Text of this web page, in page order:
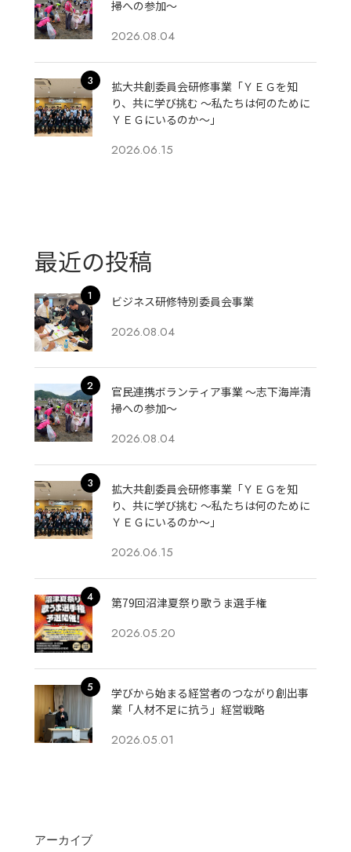
掃への参加～
2026.08.04
拡大共創委員会研修事業「ＹＥＧを知
り、共に学び挑む 〜私たちは何のために
ＹＥＧにいるのか〜」
2026.06.15
最近の投稿
ビジネス研修特別委員会事業
2026.08.04
官民連携ボランティア事業 ～志下海岸清
掃への参加～
2026.08.04
拡大共創委員会研修事業「ＹＥＧを知
り、共に学び挑む 〜私たちは何のために
ＹＥＧにいるのか〜」
2026.06.15
第79回沼津夏祭り歌うま選手権
2026.05.20
学びから始まる経営者のつながり創出事
業「人材不足に抗う」経営戦略
2026.05.01
アーカイブ